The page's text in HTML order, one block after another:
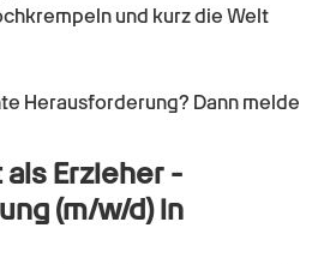
und kurz die Welt
Herausforderung? Dann melde
als Erzieher -
(m/w/d)in